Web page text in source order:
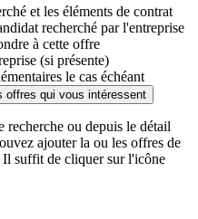
et les éléments de contrat
recherché par l'entreprise
à cette offre
(si présente)
le cas échéant
offres qui vous intéressent
recherche ou depuis le détail
ajouter la ou les offres de
suffit de cliquer sur l'icône